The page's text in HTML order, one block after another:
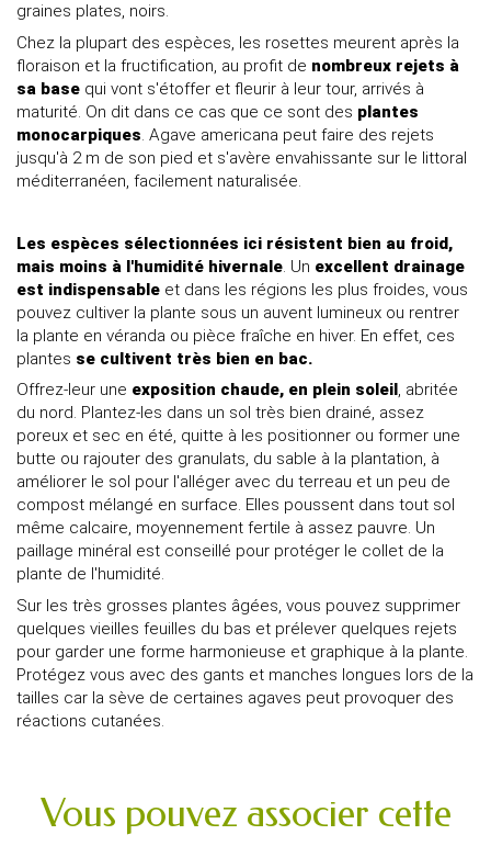
graines plates, noirs.
Chez la plupart des espèces, les rosettes meurent après la
floraison et la fructification, au profit de nombreux rejets à
sa base qui vont s'étoffer et fleurir à leur tour, arrivés à
maturité. On dit dans ce cas que ce sont des plantes
monocarpiques. Agave americana peut faire des rejets
jusqu'à 2 m de son pied et s'avère envahissante sur le littoral
méditerranéen, facilement naturalisée.
Les espèces sélectionnées ici résistent bien au froid,
mais moins à l'humidité hivernale. Un excellent drainage
est indispensable et dans les régions les plus froides, vous
pouvez cultiver la plante sous un auvent lumineux ou rentrer
la plante en véranda ou pièce fraîche en hiver. En effet, ces
plantes se cultivent très bien en bac.
Offrez-leur une exposition chaude, en plein soleil , abritée
du nord. Plantez-les dans un sol très bien drainé, assez
poreux et sec en été, quitte à les positionner ou former une
butte ou rajouter des granulats, du sable à la plantation, à
améliorer le sol pour l'alléger avec du terreau et un peu de
compost mélangé en surface. Elles poussent dans tout sol
même calcaire, moyennement fertile à assez pauvre. Un
paillage minéral est conseillé pour protéger le collet de la
plante de l'humidité.
Sur les très grosses plantes âgées, vous pouvez supprimer
quelques vieilles feuilles du bas et prélever quelques rejets
pour garder une forme harmonieuse et graphique à la plante.
Protégez vous avec des gants et manches longues lors de la
tailles car la sève de certaines agaves peut provoquer des
réactions cutanées.
Vous pouvez associer cette